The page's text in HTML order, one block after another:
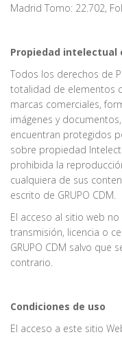
Madrid Tomo: 22.702,
Propiedad intelectual
Todos los derechos de
totalidad de elementos
marcas comerciales,
imágenes y
encuentran protegidos
sobre propiedad
prohibida la
cualquiera de sus
escrito de GRUPO CDM.
El acceso al sitio web
transmisión, licencia o
GRUPO CDM salvo que
contrario.
Condiciones de uso
El acceso a este sitio